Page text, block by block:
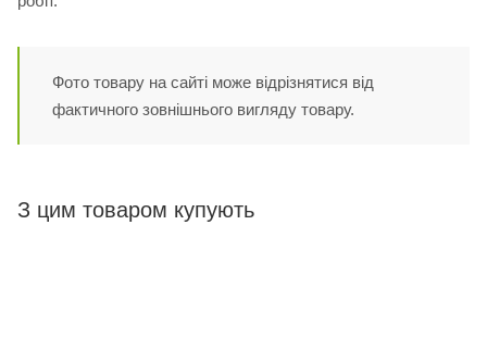
Фото товару на сайті може відрізнятися від
фактичного зовнішнього вигляду товару.
З цим товаром купують